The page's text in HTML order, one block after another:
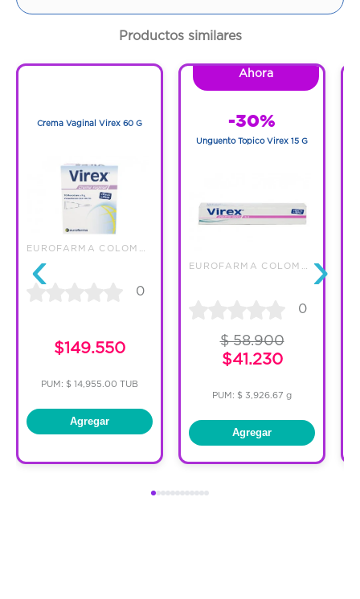
Productos similares
‹
Crema Vaginal Virex 60 G
0
$149.550
PUM: $ 14,955.00 TUB
Agregar
Ahora
-30%
Unguento Topico Virex 15 G
0
$ 58.900
$41.230
PUM: $ 3,926.67 g
Agregar
›